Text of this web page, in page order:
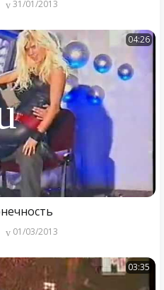
31/01/2013
04:26
01/03/2013
03:35